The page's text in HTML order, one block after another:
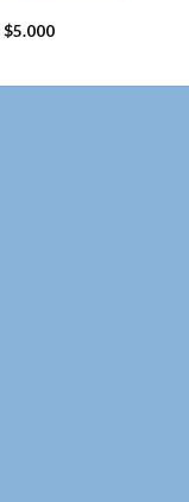
El
$15.000.
$5.000El
$5.000.